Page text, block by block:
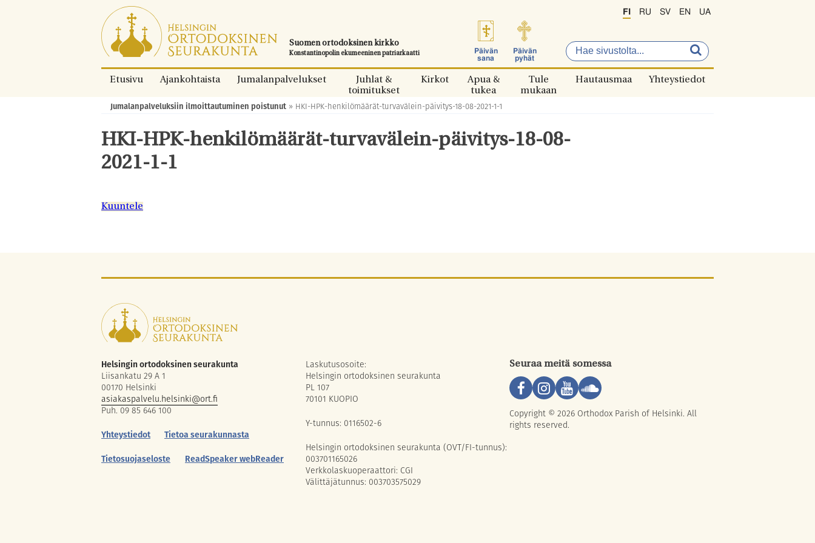
Siirry
suoraan
sisältöön.
Suomen ortodoksinen kirkko
Konstantinopolin ekumeeninen patriarkaatti
Päivän
sana
Päivän
pyhät
FI RU SV EN UA
Etusivu Ajankohtaista Jumalanpalvelukset
Juhlat &
toimitukset
Kirkot
Apua &
tukea
Tule
mukaan
Hautausmaa Yhteystiedot
Murupolku:
Jumalanpalveluksiin ilmoittautuminen poistunut » HKI-HPK-henkilömäärät-turvavälein-päivitys-18-08-2021-1-1
HKI-HPK-henkilömäärät-turvavälein-päivitys-18-08-
2021-1-1
Kuuntele
Helsingin ortodoksinen seurakunta
Liisankatu 29 A 1
00170 Helsinki
asiakaspalvelu.helsinki@ort.fi
Puh. 09 85 646 100
Yhteystiedot
Tietoa seurakunnasta
Tietosuojaseloste
ReadSpeaker webReader
Laskutusosoite:
Helsingin ortodoksinen seurakunta
PL 107
70101 KUOPIO
Y-tunnus: 0116502-6
Helsingin ortodoksinen seurakunta (OVT/FI-tunnus):
003701165026
Verkkolaskuoperaattori: CGI
Välittäjätunnus: 003703575029
Seuraa meitä somessa
Copyright © 2026 Orthodox Parish of Helsinki. All
rights reserved.